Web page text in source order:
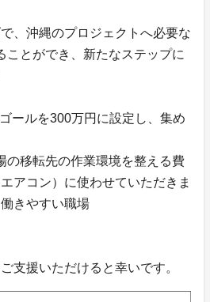
、沖縄のプロジェクトへ必要な
ことができ、新たなステップに
ールを300万円に設定し、集め
の移転先の作業環境を整える費
アコン）に使わせていただきま
きやすい職場
支援いただけると幸いです。